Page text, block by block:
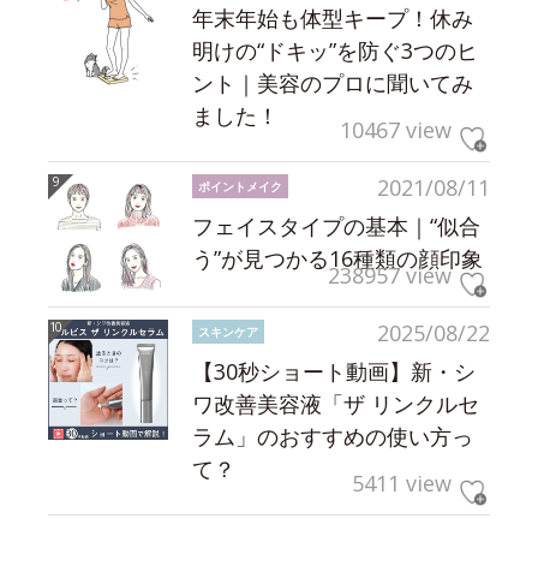
年末年始も体型キープ！休み
明けの“ドキッ”を防ぐ3つのヒ
ント｜美容のプロに聞いてみ
ました！
10467 view
2021/08/11
ポイントメイク
フェイスタイプの基本｜“似合
う”が見つかる16種類の顔印象
238957 view
2025/08/22
スキンケア
【30秒ショート動画】新・シ
ワ改善美容液「ザ リンクルセ
ラム」のおすすめの使い方っ
て？
5411 view